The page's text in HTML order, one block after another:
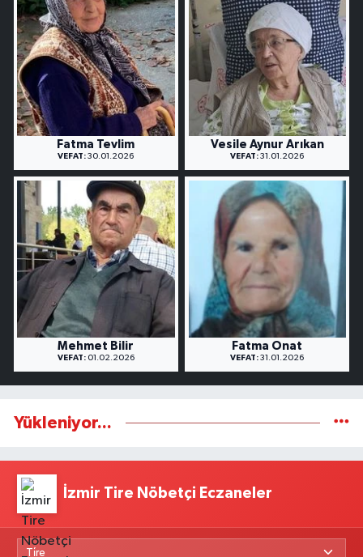
Fatma Tevlim
VEFAT: 30.01.2026
Vesile Aynur Arıkan
VEFAT: 31.01.2026
Mehmet Bilir
VEFAT:01.02.2026
Fatma Onat
VEFAT: 31.01.2026
Yükleniyor...
İzmir Tire Nöbetçi Eczaneler